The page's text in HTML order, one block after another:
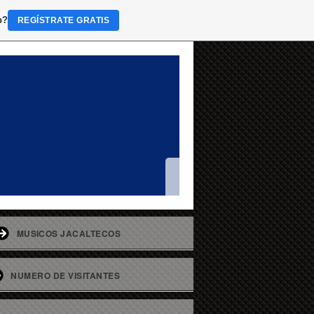
MUSICOS JACALTECOS
NUMERO DE VISITANTES
REGÍSTRATE GRATIS